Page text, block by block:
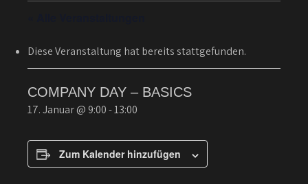
Diese Veranstaltung hat bereits stattgefunden.
COMPANY DAY – BASICS
17. Januar @ 9:00-13:00
Zum Kalender hinzufügen